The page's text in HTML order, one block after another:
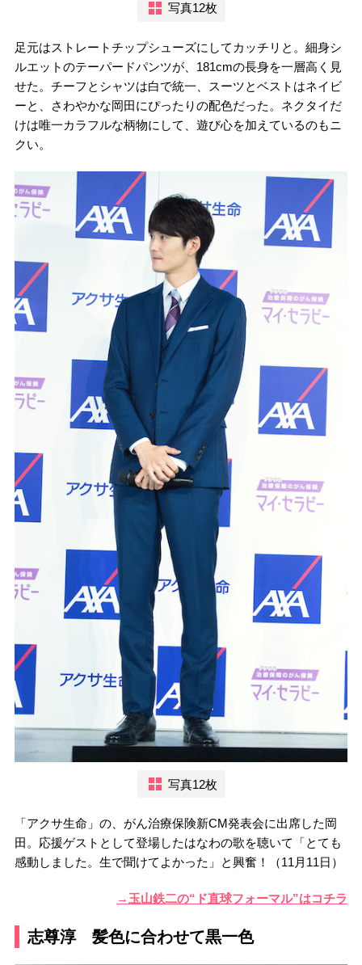
写真12枚
足元はストレートチップシューズにしてカッチリと。細身シ
ルエットのテーパードパンツが、181cmの長身を一層高く見
せた。チーフとシャツは白で統一、スーツとベストはネイビ
ーと、さわやかな岡田にぴったりの配色だった。ネクタイだ
けは唯一カラフルな柄物にして、遊び心を加えているのもニ
クい。
写真12枚
「アクサ生命」の、がん治療保険新CM発表会に出席した岡
田。応援ゲストとして登場したはなわの歌を聴いて「とても
感動しました。生で聞けてよかった」と興奮！（11月11日）
→玉山鉄二の“ド直球フォーマル”はコチラ
志尊淳 髪色に合わせて黒一色